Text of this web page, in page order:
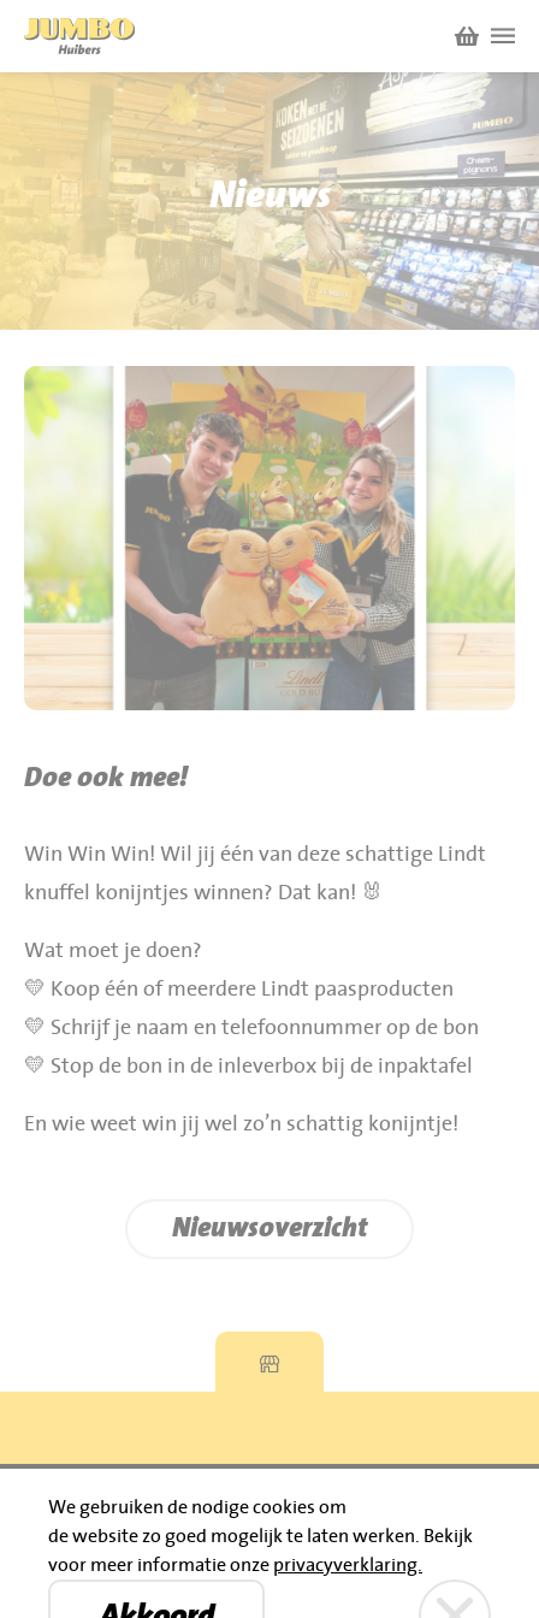
Winkels
P.W.A. Park
Bruïneplein
Nieuws
Acties
Werken bij Jumbo Huibers
Vacatures en Solliciteren
Werken en leren
Jumbo.com
BBQ gigant webshop
Jumbo Huibers Specials
Nieuws
Doe ook mee!
Win Win Win! Wil jij één van deze schattige Lindt
knuffel konijntjes winnen? Dat kan! 🐰
Wat moet je doen?
💛 Koop één of meerdere Lindt paasproducten
💛 Schrijf je naam en telefoonnummer op de bon
💛 Stop de bon in de inleverbox bij de inpaktafel
En wie weet win jij wel zo’n schattig konijntje!
Nieuwsoverzicht
Bruïneplein Petenbos
Privacyverklaring
© 2026 Jumbo Huibers
IBAN: NL92 RABO 0395111021
We gebruiken de nodige cookies om
de website zo goed mogelijk te laten werken.
Bekijk
voor meer informatie onze privacyverklaring.